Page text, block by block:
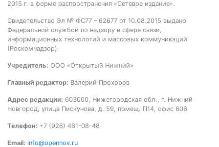
2015 г. в форме распространения «Сетевое издание».
Свидетельство Эл № ФС77 – 62677 от 10.08.2015 выдано
Федеральной службой по надзору в сфере связи,
информационных технологий и массовых коммуникаций
(Роскомнадзор).
Учредитель: ООО «Открытый Нижний»
Главный редактор: Валерий Прохоров
Адрес редакции: 603000, Нижегородская обл., г. Нижний
Новгород, улица Пискунова, д. 59, помещ. П14, офис 606
Телефон: +7 (926) 461-08-48
Email: info@opennov.ru